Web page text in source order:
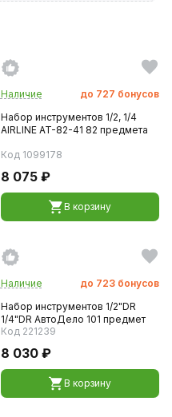
Наличие до 727 бонусов
Набор инструментов 1/2, 1/4
AIRLINE AT-82-41 82 предмета
Код 1099178
8 075 ₽
В корзину
Наличие до 723 бонусов
Набор инструментов 1/2"DR
1/4"DR АвтоДело 101 предмет
Код 221239
8 030 ₽
В корзину